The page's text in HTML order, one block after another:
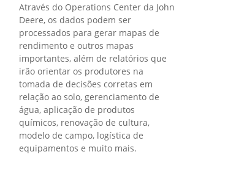
Através do Operations Center da John
Deere, os dados podem ser
processados para gerar mapas de
rendimento e outros mapas
importantes, além de relatórios que
irão orientar os produtores na
tomada de decisões corretas em
relação ao solo, gerenciamento de
água, aplicação de produtos
químicos, renovação de cultura,
modelo de campo, logística de
equipamentos e muito mais.